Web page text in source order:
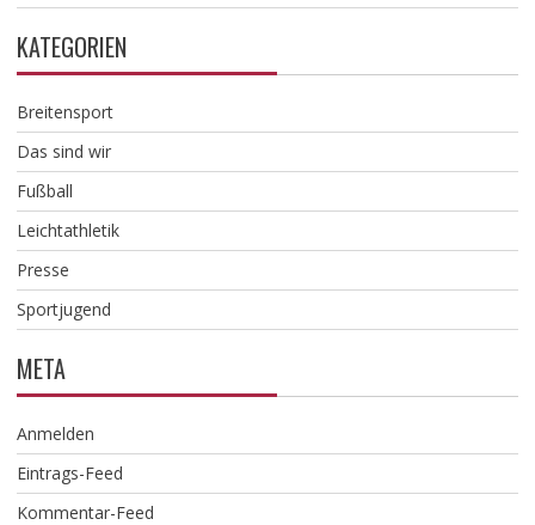
KATEGORIEN
Breitensport
Das sind wir
Fußball
Leichtathletik
Presse
Sportjugend
META
Anmelden
Eintrags-Feed
Kommentar-Feed